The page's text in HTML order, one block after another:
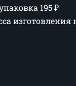
195₽
изготовления